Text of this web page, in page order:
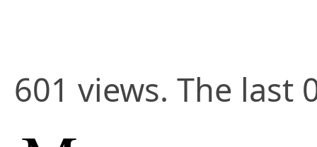
601 views. The last